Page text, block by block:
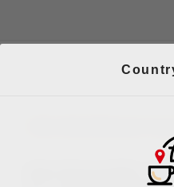
Matt Winton先前一直